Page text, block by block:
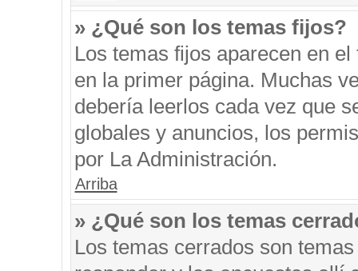
» ¿Qué son los temas fijos?
Los temas fijos aparecen en
en la primer página. Muchas
debería leerlos cada vez que
globales y anuncios, los
por La Administración.
Arriba
» ¿Qué son los temas
Los temas cerrados son